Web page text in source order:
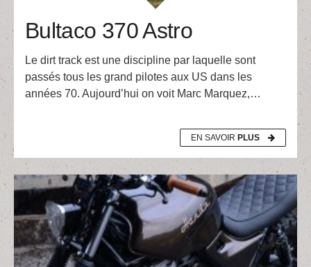
Bultaco 370 Astro
Le dirt track est une discipline par laquelle sont
passés tous les grand pilotes aux US dans les
années 70. Aujourd’hui on voit Marc Marquez,…
EN SAVOIR PLUS